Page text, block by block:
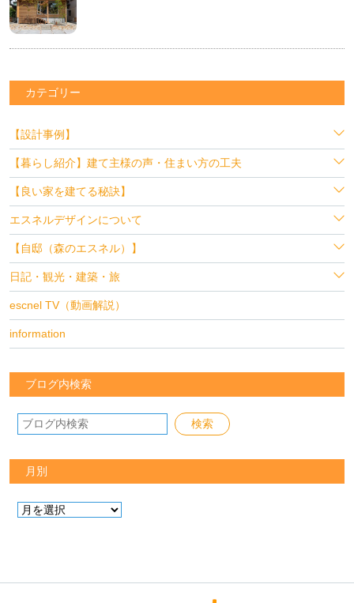
カテゴリー
【設計事例】
【暮らし紹介】建て主様の声・住まい方の工夫
【良い家を建てる秘訣】
エスネルデザインについて
【自邸（森のエスネル）】
日記・観光・建築・旅
escnel TV（動画解説）
information
ブログ内検索
月別